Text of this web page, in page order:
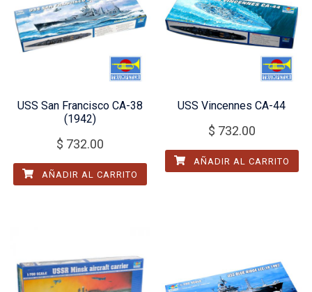
USS San Francisco CA-38
(1942)
$ 732.00
AÑADIR AL CARRITO
USS Vincennes CA-44
$ 732.00
AÑADIR AL CARRITO